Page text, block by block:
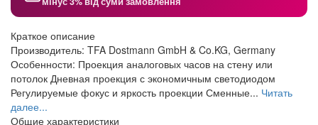
Краткое описание
Производитель: TFA Dostmann GmbH & Co.KG, Germany
Особенности: Проекция аналоговых часов на стену или
потолок Дневная проекция с экономичным светодиодом
Регулируемые фокус и яркость проекции Сменные... Читать
далее...
Общие характеристики